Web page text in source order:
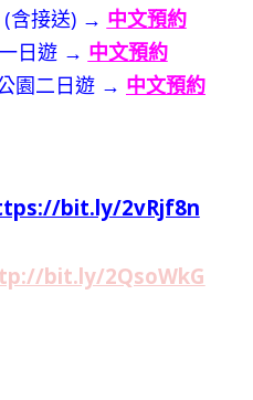
(含接送) → 中文預約
日遊 → 中文預約
園二日遊 → 中文預約
bit.ly/2vRjf8n
bit.ly/2QsoWkG